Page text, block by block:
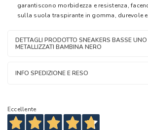
garantiscono morbidezza e resistenza,
sulla suola traspirante in gomma, durevole
DETTAGLI PRODOTTO SNEAKERS BASSE UNO
METALLIZZATI BAMBINA NERO
INFO SPEDIZIONE E RESO
Eccellente